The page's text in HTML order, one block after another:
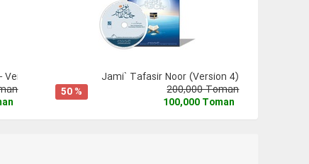
3
Jami` Tafasir Noor (Version 4)
200,000 Toman
50 %
100,000 Toman